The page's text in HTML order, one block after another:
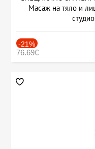
Масаж на тяло и
-21%
76.69€